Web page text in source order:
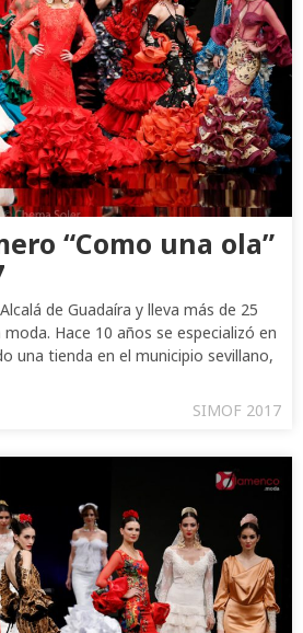
“Como una ola”
de Guadaíra y lleva más de 25
Hace 10 años se especializó en
una tienda en el municipio sevillano,
SIMOF 2017